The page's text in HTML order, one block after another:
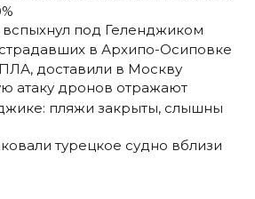
под Геленджиком
в Архипо-Осиповке
доставили в Москву
атаку дронов отражают
пляжи закрыты, слышны
турецкое судно вблизи